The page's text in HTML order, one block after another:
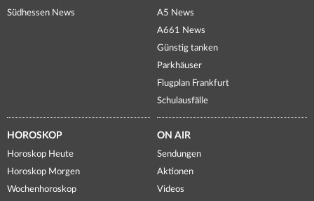
Südhessen News
A5 News
A661 News
Günstig tanken
Parkhäuser
Flugplan Frankfurt
Schulausfälle
HOROSKOP
Horoskop Heute
Horoskop Morgen
Wochenhoroskop
ON AIR
Sendungen
Aktionen
Videos